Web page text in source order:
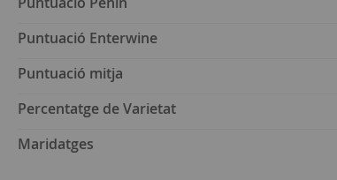
Puntuació Enterwine
Puntuació mitja
Percentatge de Varietat
Maridatges